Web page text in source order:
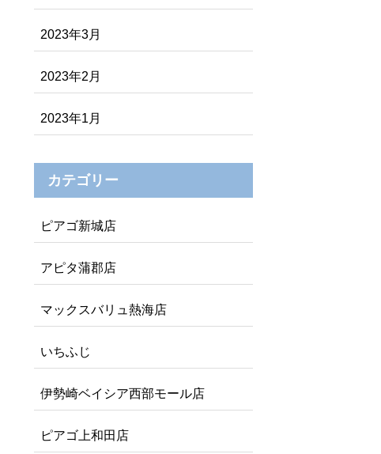
2023年3月
2023年2月
2023年1月
カテゴリー
ピアゴ新城店
アピタ蒲郡店
マックスバリュ熱海店
いちふじ
伊勢崎ベイシア西部モール店
ピアゴ上和田店